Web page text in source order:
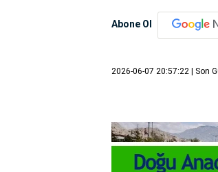
Abone Ol
2026-06-07 20:57:22 | Son